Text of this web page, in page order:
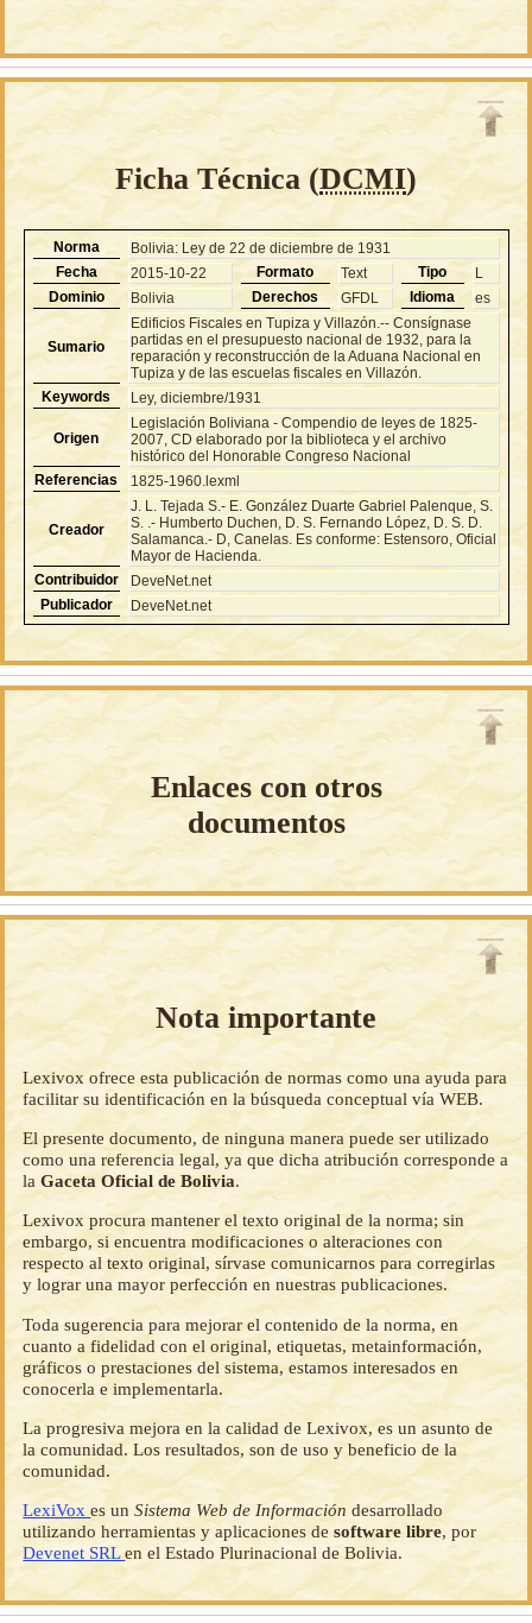
Ficha Técnica (DCMI)
Norma
Bolivia: Ley de 22 de diciembre de 1931
Fecha
2015-10-22 Formato Text Tipo
L
Dominio
Bolivia Derechos GFDL Idioma es
Sumario
Edificios Fiscales en Tupiza y Villazón.-- Consígnase
partidas en el presupuesto nacional de 1932, para la
reparación y reconstrucción de la Aduana Nacional en
Tupiza y de las escuelas fiscales en Villazón.
Keywords
Ley, diciembre/1931
Origen
Legislación Boliviana - Compendio de leyes de 1825-
2007, CD elaborado por la biblioteca y el archivo
histórico del Honorable Congreso Nacional
Referencias
1825-1960.lexml
Creador
J. L. Tejada S.- E. González Duarte Gabriel Palenque, S.
S. .- Humberto Duchen, D. S. Fernando López, D. S. D.
Salamanca.- D, Canelas. Es conforme: Estensoro, Oficial
Mayor de Hacienda.
Contribuidor
DeveNet.net
Publicador
DeveNet.net
Enlaces con otros
documentos
Nota importante
Lexivox ofrece esta publicación de normas como una ayuda para
facilitar su identificación en la búsqueda conceptual vía WEB.
El presente documento, de ninguna manera puede ser utilizado
como una referencia legal, ya que dicha atribución corresponde a
laGaceta Oficial de Bolivia.
Lexivox procura mantener el texto original de la norma; sin
embargo, si encuentra modificaciones o alteraciones con
respecto al texto original, sírvase comunicarnos para corregirlas
y lograr una mayor perfección en nuestras publicaciones.
Toda sugerencia para mejorar el contenido de la norma, en
cuanto a fidelidad con el original, etiquetas, metainformación,
gráficos o prestaciones del sistema, estamos interesados en
conocerla e implementarla.
La progresiva mejora en la calidad de Lexivox, es un asunto de
la comunidad. Los resultados, son de uso y beneficio de la
comunidad.
LexiVoxes unSistema Web de Información desarrollado
utilizando herramientas y aplicaciones desoftware libre, por
Devenet SRLen el Estado Plurinacional de Bolivia.